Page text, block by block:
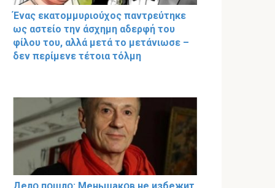
Ένας εκατομμυριούχος παντρεύτηκε
ως αστείο την άσχημη αδερφή του
φίλου του, αλλά μετά το μετάνιωσε –
δεν περίμενε τέτοια τόλμη